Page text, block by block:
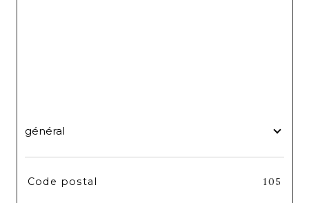
général
TRAD_SIROCCO_Caracteristique
Code postal 105